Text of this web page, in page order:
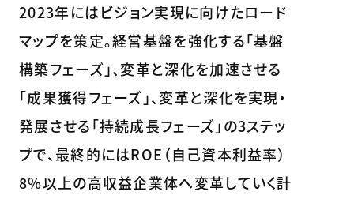
2023年にはビジョン実現に向けたロード
マップを策定。経営基盤を強化する「基盤
構築フェーズ」、変革と深化を加速させる
「成果獲得フェーズ」、変革と深化を実現・
発展させる「持続成長フェーズ」の3ステッ
プで、最終的にはROE（自己資本利益率）
8%以上の高収益企業体へ変革していく計